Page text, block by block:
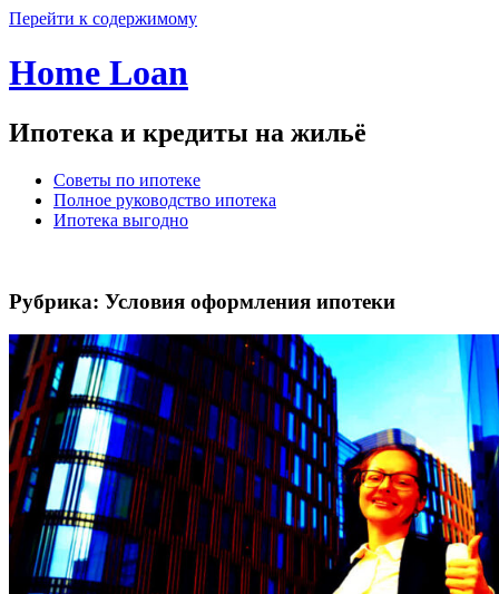
Перейти к содержимому
Home Loan
Ипотека и кредиты на жильё
Советы по ипотеке
Полное руководство ипотека
Ипотека выгодно
Рубрика: Условия оформления ипотеки